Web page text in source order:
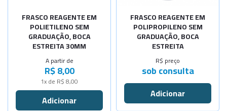
FRASCO REAGENTE EM
POLIETILENO SEM
GRADUAÇÃO, BOCA
ESTREITA 30MM
A partir de
R$ 8,00
1x de R$ 8,00
FRASCO REAGENTE EM
POLIPROPILENO SEM
GRADUAÇÃO, BOCA
ESTREITA
R$ preço
sob consulta